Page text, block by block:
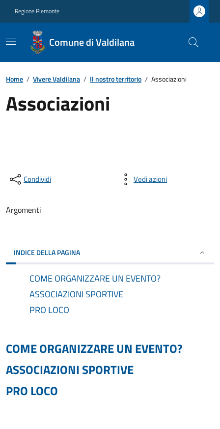
Regione Piemonte
Comune di Valdilana
Home / Vivere Valdilana / Il nostro territorio / Associazioni
Associazioni
Condividi Vedi azioni
Argomenti
INDICE DELLA PAGINA
COME ORGANIZZARE UN EVENTO?
ASSOCIAZIONI SPORTIVE
PRO LOCO
COME ORGANIZZARE UN EVENTO?
ASSOCIAZIONI SPORTIVE
PRO LOCO